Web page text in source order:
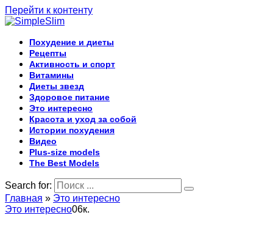
Перейти к контенту
Похудение и диеты
Рецепты
Активность и спорт
Витамины
Диеты звезд
Здоровое питание
Это интересно
Красота и уход за собой
Истории похудения
Видео
Plus-size models
The Best Models
Search for:
Главная » Это интересно
Это интересно06к.